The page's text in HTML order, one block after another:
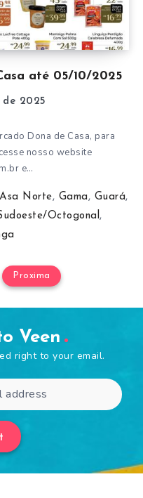
até 05/10/2025
2025
Dona de Casa, para
nosso website
e…
Asa Norte, Gama , Guará,
Octogonal ,
Proxima
Veen
right to your email.